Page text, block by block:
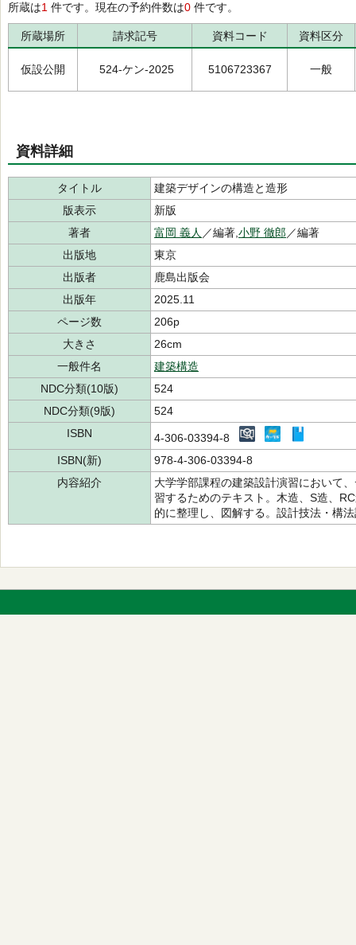
所蔵は1 件です。現在の予約件数は0 件です。
所蔵場所 請求記号 資料コード 資料区分
仮設公開 524-ケン-2025 5106723367 一般
資料詳細
タイトル
建築デザインの構造と造形
版表示
新版
著者
富岡 義人 ／編著, 小野 徹郎 ／編著
出版地
東京
出版者
鹿島出版会
出版年
2025.11
ページ数
206p
大きさ
26cm
一般件名
建築構造
NDC分類(10版)
524
NDC分類(9版)
524
ISBN
4-306-03394-8
ISBN(新)
978-4-306-03394-8
内容紹介
大学学部課程の建築設計演習において
習するためのテキスト。木造、S造、
的に整理し、図解する。設計技法・構